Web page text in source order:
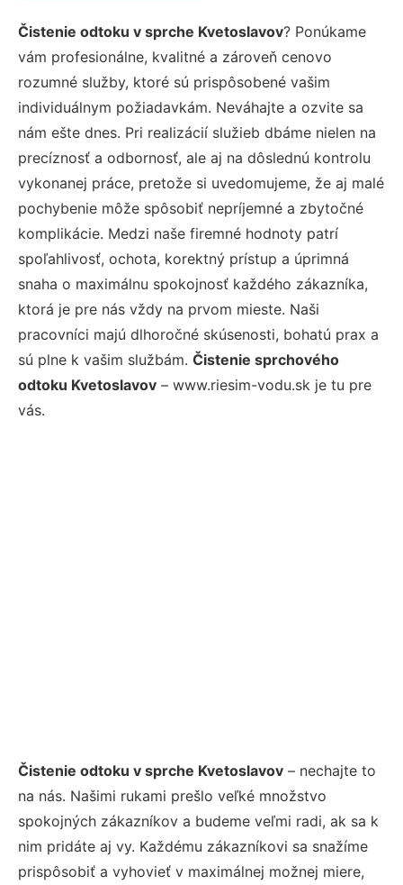
Čistenie odtoku v sprche Kvetoslavov? Ponúkame
vám profesionálne, kvalitné a zároveň cenovo
rozumné služby, ktoré sú prispôsobené vašim
individuálnym požiadavkám. Neváhajte a ozvite sa
nám ešte dnes. Pri realizácií služieb dbáme nielen na
precíznosť a odbornosť, ale aj na dôslednú kontrolu
vykonanej práce, pretože si uvedomujeme, že aj malé
pochybenie môže spôsobiť nepríjemné a zbytočné
komplikácie. Medzi naše firemné hodnoty patrí
spoľahlivosť, ochota, korektný prístup a úprimná
snaha o maximálnu spokojnosť každého zákazníka,
ktorá je pre nás vždy na prvom mieste. Naši
pracovníci majú dlhoročné skúsenosti, bohatú prax a
sú plne k vašim službám. Čistenie sprchového
odtoku Kvetoslavov – www.riesim-vodu.sk je tu pre
vás.
Čistenie odtoku v sprche Kvetoslavov – nechajte to
na nás. Našimi rukami prešlo veľké množstvo
spokojných zákazníkov a budeme veľmi radi, ak sa k
nim pridáte aj vy. Každému zákazníkovi sa snažíme
prispôsobiť a vyhovieť v maximálnej možnej miere,